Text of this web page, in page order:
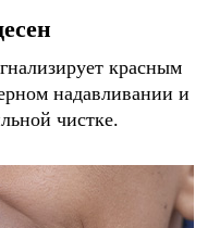
красным
надавливании и
чистке.